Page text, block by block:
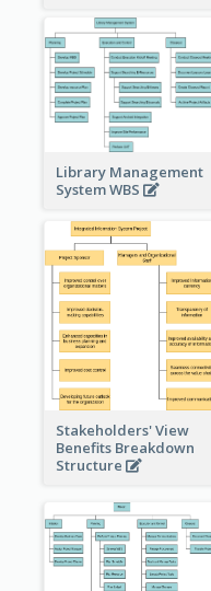
Library Management
System WBS
Stakeholders' View
Benefits Breakdown
Structure